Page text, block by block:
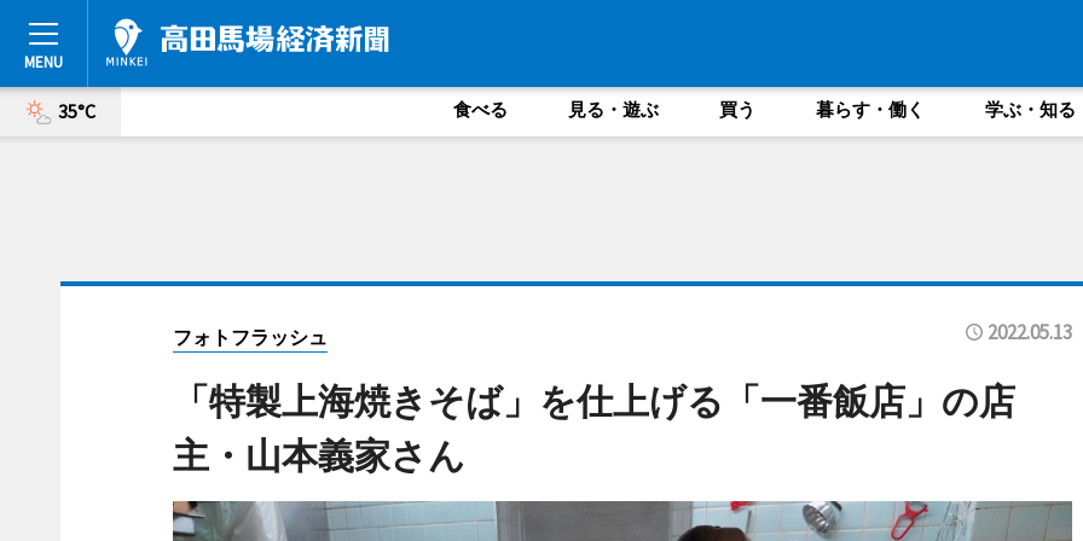
35°C 食べる 見る・遊ぶ 買う 暮らす・働く 学ぶ・知る
フォトフラッシュ 2022.05.13
「特製上海焼きそば」を仕上げる「一番飯店」の店
主・山本義家さん